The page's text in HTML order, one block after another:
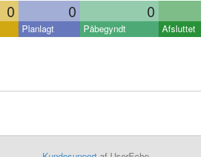
0 0 0
Planlagt Påbegyndt Afsluttet